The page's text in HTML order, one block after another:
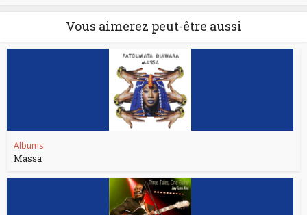
Vous aimerez peut-être aussi
Albums
Massa